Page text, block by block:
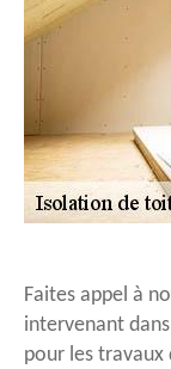
Faites appel à
intervenant
pour les travaux